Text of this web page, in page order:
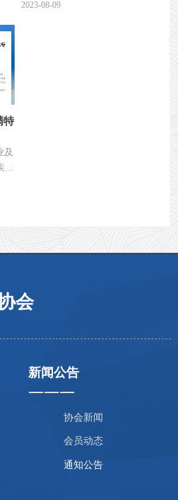
平，促进新一代信息技术与先进制
2023-08-09
特
及
病
会
新闻公告
———
协会新闻
会员动态
通知公告